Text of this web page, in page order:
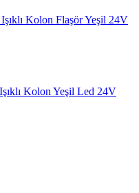
Kolon Flaşör Yeşil 24V
Kolon Yeşil Led 24V